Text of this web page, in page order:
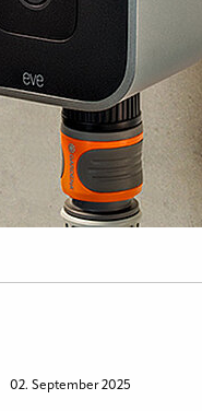
02. September 2025